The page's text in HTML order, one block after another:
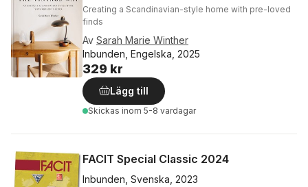
Creating a Scandinavian-style home with pre-loved
finds
Av Sarah Marie Winther
Inbunden, Engelska, 2025
329 kr
Lägg till
Skickas inom 5-8 vardagar
FACIT Special Classic 2024
Inbunden, Svenska, 2023